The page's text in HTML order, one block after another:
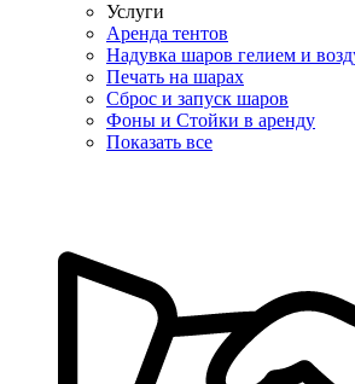
Услуги
Аренда тентов
Надувка шаров гелием и
Печать на шарах
Сброс и запуск шаров
Фоны и Стойки в аренду
Показать все